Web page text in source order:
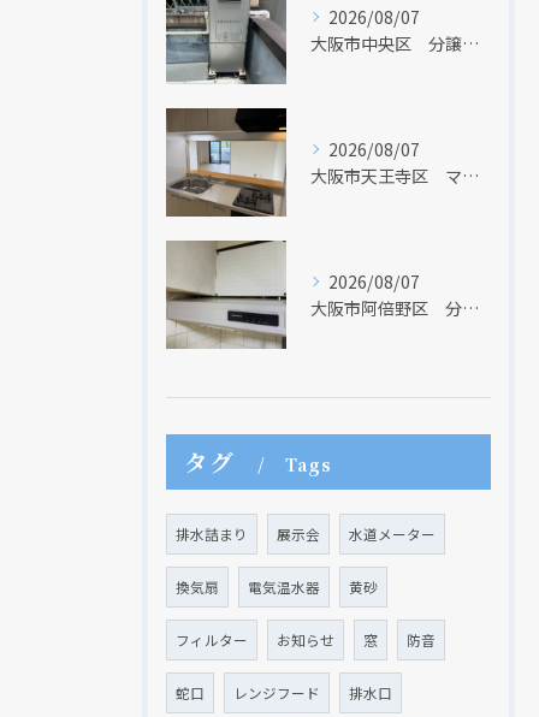
2026/08/07
大阪市中央区 分譲マンションの給湯器取替リフォーム工事 UV除菌機能搭載給湯器
2026/08/07
大阪市天王寺区 マンションのキッチン取替及び内装リフォーム工事 クリナップ
2026/08/07
大阪市阿倍野区 分譲マンションのレンジフード取替リフォーム工事 タカラスタンダード
タグ Tags
排水詰まり 展示会 水道メーター
換気扇 電気温水器 黄砂
フィルター お知らせ 窓 防音
蛇口 レンジフード 排水口
現在、新聞に入っている折込チラシです。
クリックでチラシのページにジャンプします
現在、新聞に入っている折込チラシです。
クリックでチラシのページにジャンプします